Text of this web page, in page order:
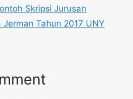
Skripsi Jurusan
Tahun 2017 UNY